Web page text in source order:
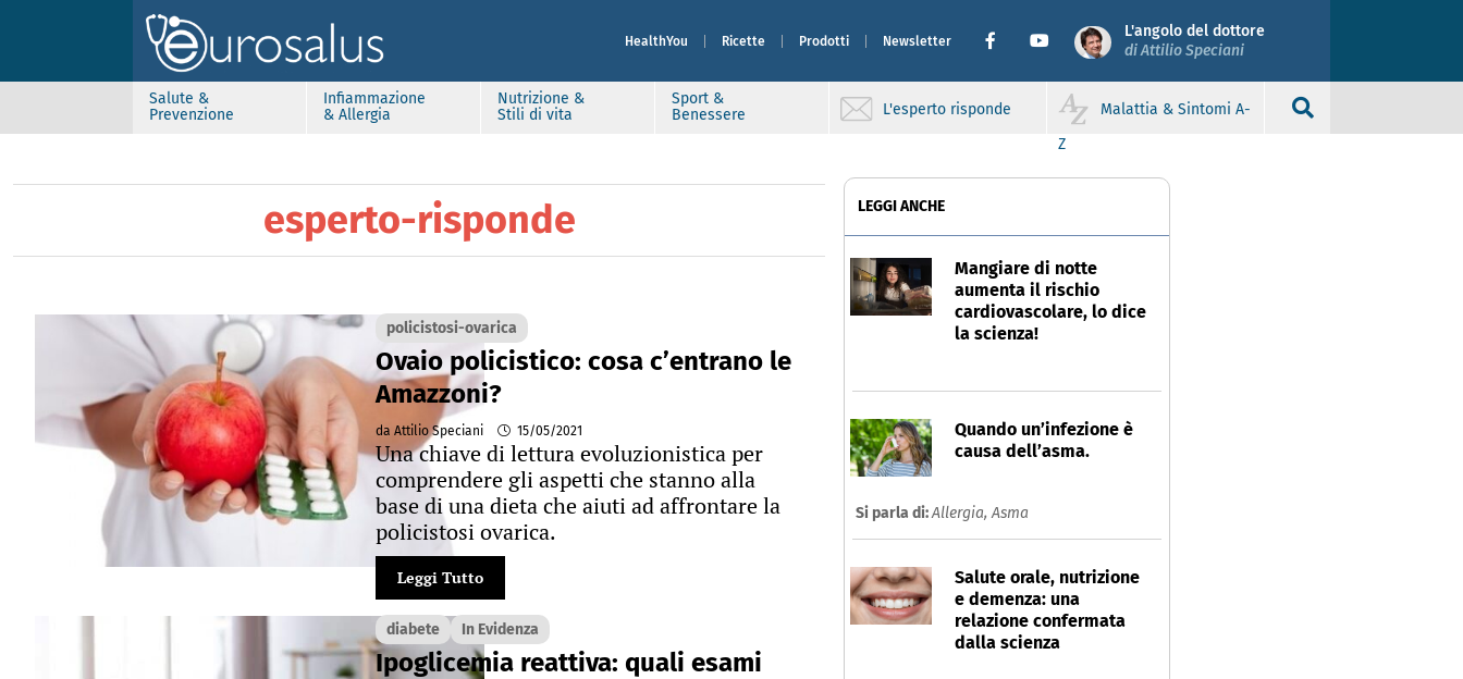
HealthYou Ricette Prodotti Newsletter
L'angolo del dottore
di Attilio Speciani
Salute &
Prevenzione
Infiammazione
& Allergia
Nutrizione &
Stili di vita
Sport &
Benessere
L'esperto risponde
Malattia & Sintomi A-
Z
esperto-risponde
policistosi-ovarica
Ovaio policistico: cosa c’entrano le
Amazzoni?
da Attilio Speciani 15/05/2021
Una chiave di lettura evoluzionistica per
comprendere gli aspetti che stanno alla
base di una dieta che aiuti ad affrontare la
policistosi ovarica.
Leggi Tutto
diabete In Evidenza
Ipoglicemia reattiva: quali esami
LEGGI ANCHE
Mangiare di notte
aumenta il rischio
cardiovascolare, lo dice
la scienza!
Quando un’infezione è
causa dell’asma.
Si parla di:Allergia,Asma
Salute orale, nutrizione
e demenza: una
relazione confermata
dalla scienza